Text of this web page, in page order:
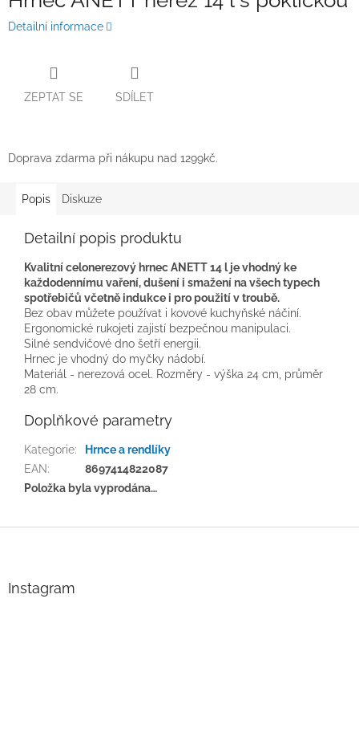
Detailní informace
ZEPTAT SE SDÍLET
Doprava zdarma při nákupu nad 1299kč.
Popis Diskuze
Detailní popis produktu
Kvalitní celonerezový hrnec ANETT 14 l je vhodný ke
každodennímu vaření, dušení i smažení na všech typech
spotřebičů včetně indukce i pro použití v troubě.
Bez obav můžete používat i kovové kuchyňské náčiní.
Ergonomické rukojeti zajistí bezpečnou manipulaci.
Silné sendvičové dno šetří energii.
Hrnec je vhodný do myčky nádobí.
Materiál - nerezová ocel. Rozměry - výška 24 cm, průměr
28 cm.
Doplňkové parametry
Kategorie:
Hrnce a rendlíky
EAN:
8697414822087
Položka byla vyprodána…
Instagram